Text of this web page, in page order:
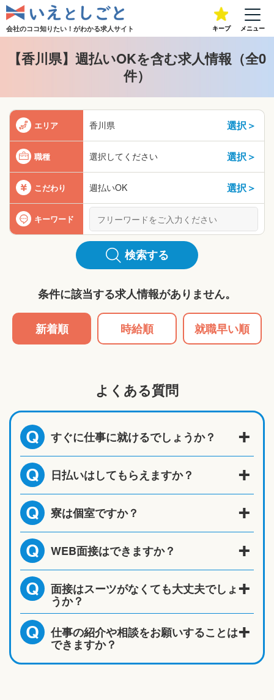
会社のココ知りたい！がわかる求人サイト キープ メニュー
【香川県】週払いOKを含む求人情報（全0
件）
エリア 香川県 選択＞
職種 選択してください 選択＞
こだわり 週払いOK 選択＞
キーワード
検索する
条件に該当する求人情報がありません。
新着順 時給順 就職早い順
よくある質問
Q すぐに仕事に就けるでしょうか？
Q 日払いはしてもらえますか？
Q 寮は個室ですか？
Q WEB面接はできますか？
Q 面接はスーツがなくても大丈夫でしょ
うか？
Q 仕事の紹介や相談をお願いすることは
できますか？